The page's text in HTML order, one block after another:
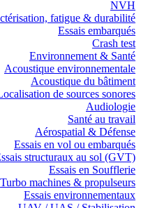
NVH
fatigue & durabilité
Essais embarqués
Crash test
Environnement & Santé
Acoustique environnementale
Acoustique du bâtiment
de sources sonores
Audiologie
Santé au travail
Aérospatial & Défense
Essais en vol ou embarqués
structuraux au sol (GVT)
Essais en Soufflerie
Turbo machines & propulseurs
Essais environnementaux